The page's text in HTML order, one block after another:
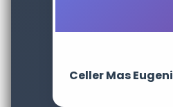
Celler Mas Eugeni